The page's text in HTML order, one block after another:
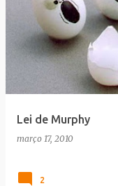
Lei de Murphy
março 17, 2010
2